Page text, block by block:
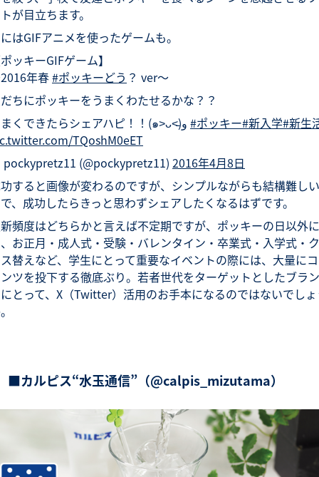
が目立ちます。
はGIFアニメを使ったゲームも。
ッキーGIFゲーム】
年春#ポッキーどう ？ ver～
ちにポッキーをうまくわたせるかな？？
#ポッキー#新入学#新生
TQoshM0eET
(@pockypretz11) 2016年4月8日
すると画像が変わるのですが、シンプルながらも結構難しい
、成功したらきっと思わずシェアしたくなるはずです。
頻度はどちらかと言えば不定期ですが、ポッキーの日以外に
お正月・成人式・受験・バレンタイン・卒業式・入学式・ク
替えなど、学生にとって重要なイベントの際には、大量に
ツを投下する徹底ぶり。若者世代をターゲットとしたブラン
とって、X（Twitter）活用のお手本になるのではないでし
■カルピス“水玉通信”（@calpis_mizutama）